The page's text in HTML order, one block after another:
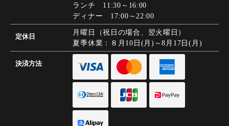
ランチ 11:30～16:00
ディナー 17:00～22:00
定休日
月曜日（祝日の場合、翌火曜日）
夏季休業：８月10日(月)～8月17日(月)
決済方法